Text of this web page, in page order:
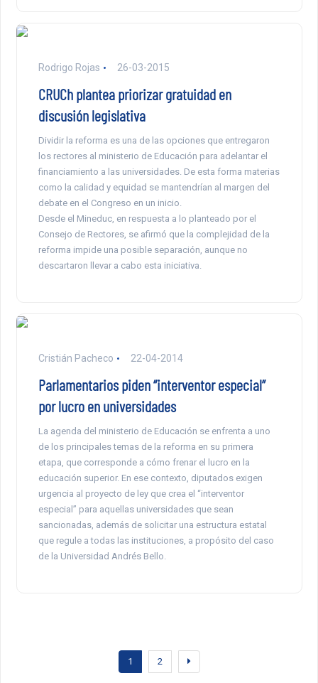
Rodrigo Rojas 26-03-2015
CRUCh plantea priorizar gratuidad en
discusión legislativa
Dividir la reforma es una de las opciones que entregaron
los rectores al ministerio de Educación para adelantar el
financiamiento a las universidades. De esta forma materias
como la calidad y equidad se mantendrían al margen del
debate en el Congreso en un inicio.
Desde el Mineduc, en respuesta a lo planteado por el
Consejo de Rectores, se afirmó que la complejidad de la
reforma impide una posible separación, aunque no
descartaron llevar a cabo esta iniciativa.
Cristián Pacheco 22-04-2014
Parlamentarios piden “interventor especial”
por lucro en universidades
La agenda del ministerio de Educación se enfrenta a uno
de los principales temas de la reforma en su primera
etapa, que corresponde a cómo frenar el lucro en la
educación superior. En ese contexto, diputados exigen
urgencia al proyecto de ley que crea el “interventor
especial” para aquellas universidades que sean
sancionadas, además de solicitar una estructura estatal
que regule a todas las instituciones, a propósito del caso
de la Universidad Andrés Bello.
1 2